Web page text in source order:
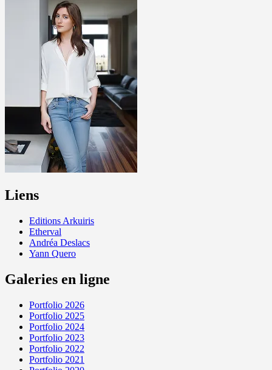
Liens
Editions Arkuiris
Etherval
Andréa Deslacs
Yann Quero
Galeries en ligne
Portfolio 2026
Portfolio 2025
Portfolio 2024
Portfolio 2023
Portfolio 2022
Portfolio 2021